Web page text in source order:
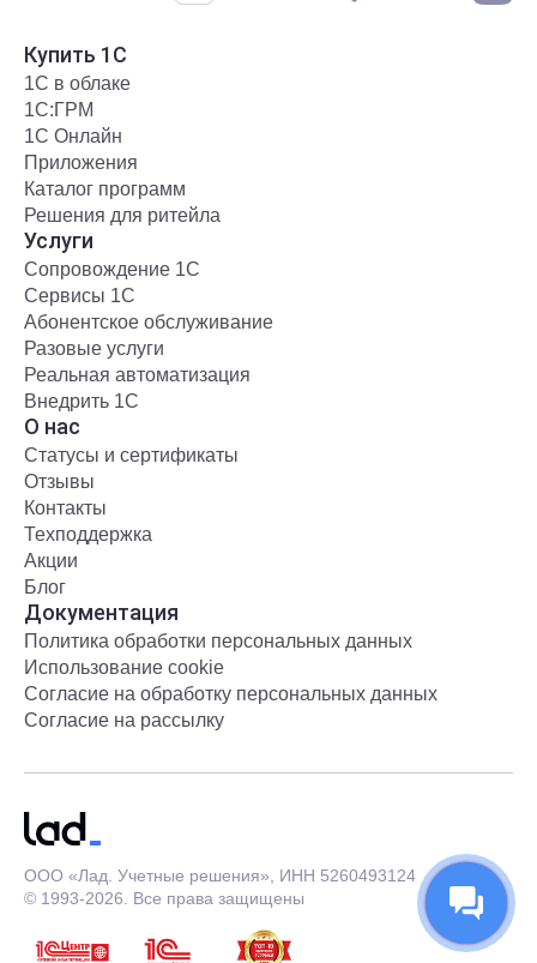
Купить 1С
1С в облаке
1С:ГРМ
1С Онлайн
Приложения
Каталог программ
Решения для ритейла
Услуги
Сопровождение 1С
Сервисы 1С
Абонентское обслуживание
Разовые услуги
Реальная автоматизация
Внедрить 1С
О нас
Статусы и сертификаты
Отзывы
Контакты
Техподдержка
Акции
Блог
Документация
Политика обработки персональных данных
Использование cookie
Согласие на обработку персональных данных
Согласие на рассылку
ООО «Лад. Учетные решения», ИНН 5260493124
© 1993-2026. Все права защищены